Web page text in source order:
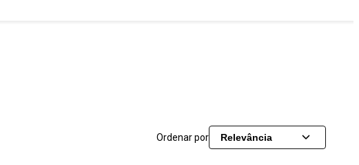
Ordenar por Relevância